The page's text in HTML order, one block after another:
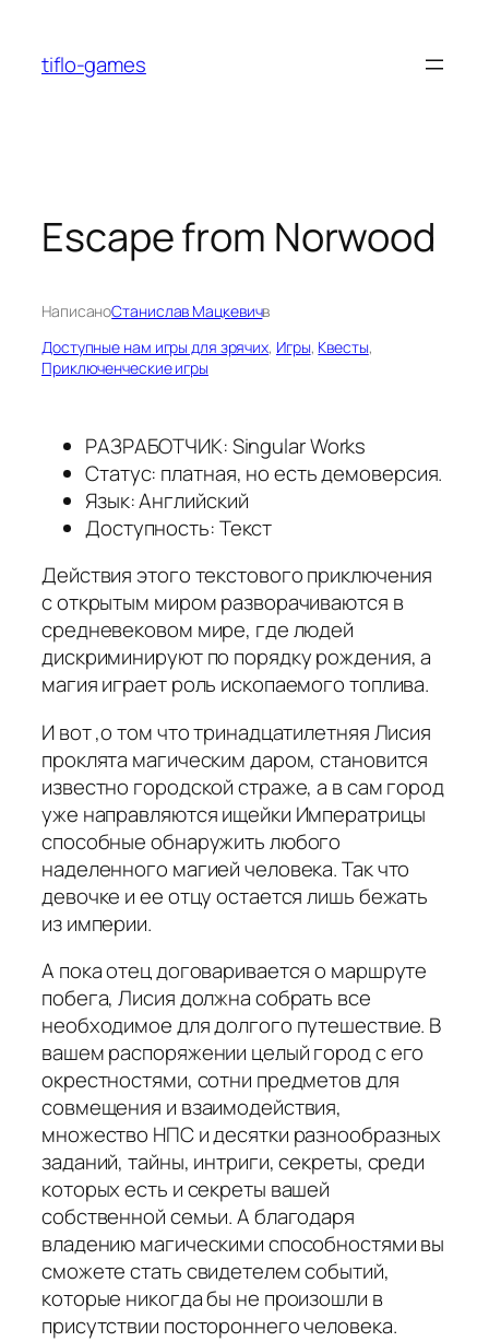
содержимому
tiflo-games
Escape from Norwood
НаписаноСтанислав Мацкевичв
Доступные нам игры для зрячих, Игры, Квесты
Приключенческие игры
РАЗРАБОТЧИК: Singular Works
Статус: платная, но есть демоверсия.
Язык: Английский
Доступность: Текст
Действия этого текстового приключения
с открытым миром разворачиваются в
средневековом мире, где людей
дискриминируют по порядку рождения, а
магия играет роль ископаемого топлива.
И вот ,о том что тринадцатилетняя Лисия
проклята магическим даром, становится
известно городской страже, а в сам город
уже направляются ищейки Императрицы
способные обнаружить любого
наделенного магией человека. Так что
девочке и ее отцу остается лишь бежать
из империи.
А пока отец договаривается о маршруте
побега, Лисия должна собрать все
необходимое для долгого путешествие. В
вашем распоряжении целый город с его
окрестностями, сотни предметов для
совмещения и взаимодействия,
множество НПС и десятки разнообразных
заданий, тайны, интриги, секреты, среди
которых есть и секреты вашей
собственной семьи. А благодаря
владению магическими способностями вы
сможете стать свидетелем событий,
которые никогда бы не произошли в
присутствии постороннего человека.